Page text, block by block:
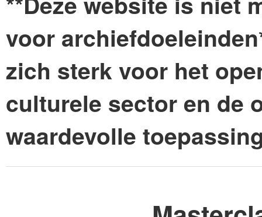
voor
zich sterk voor het
culturele sector en de
waardevolle